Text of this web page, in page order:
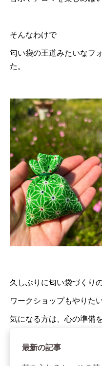
そんなわけで
匂い袋の王道みたいなフ
た。
久しぶりに匂い袋づくり
ワークショップもやりた
気になる方は、心の準備
最新の記事